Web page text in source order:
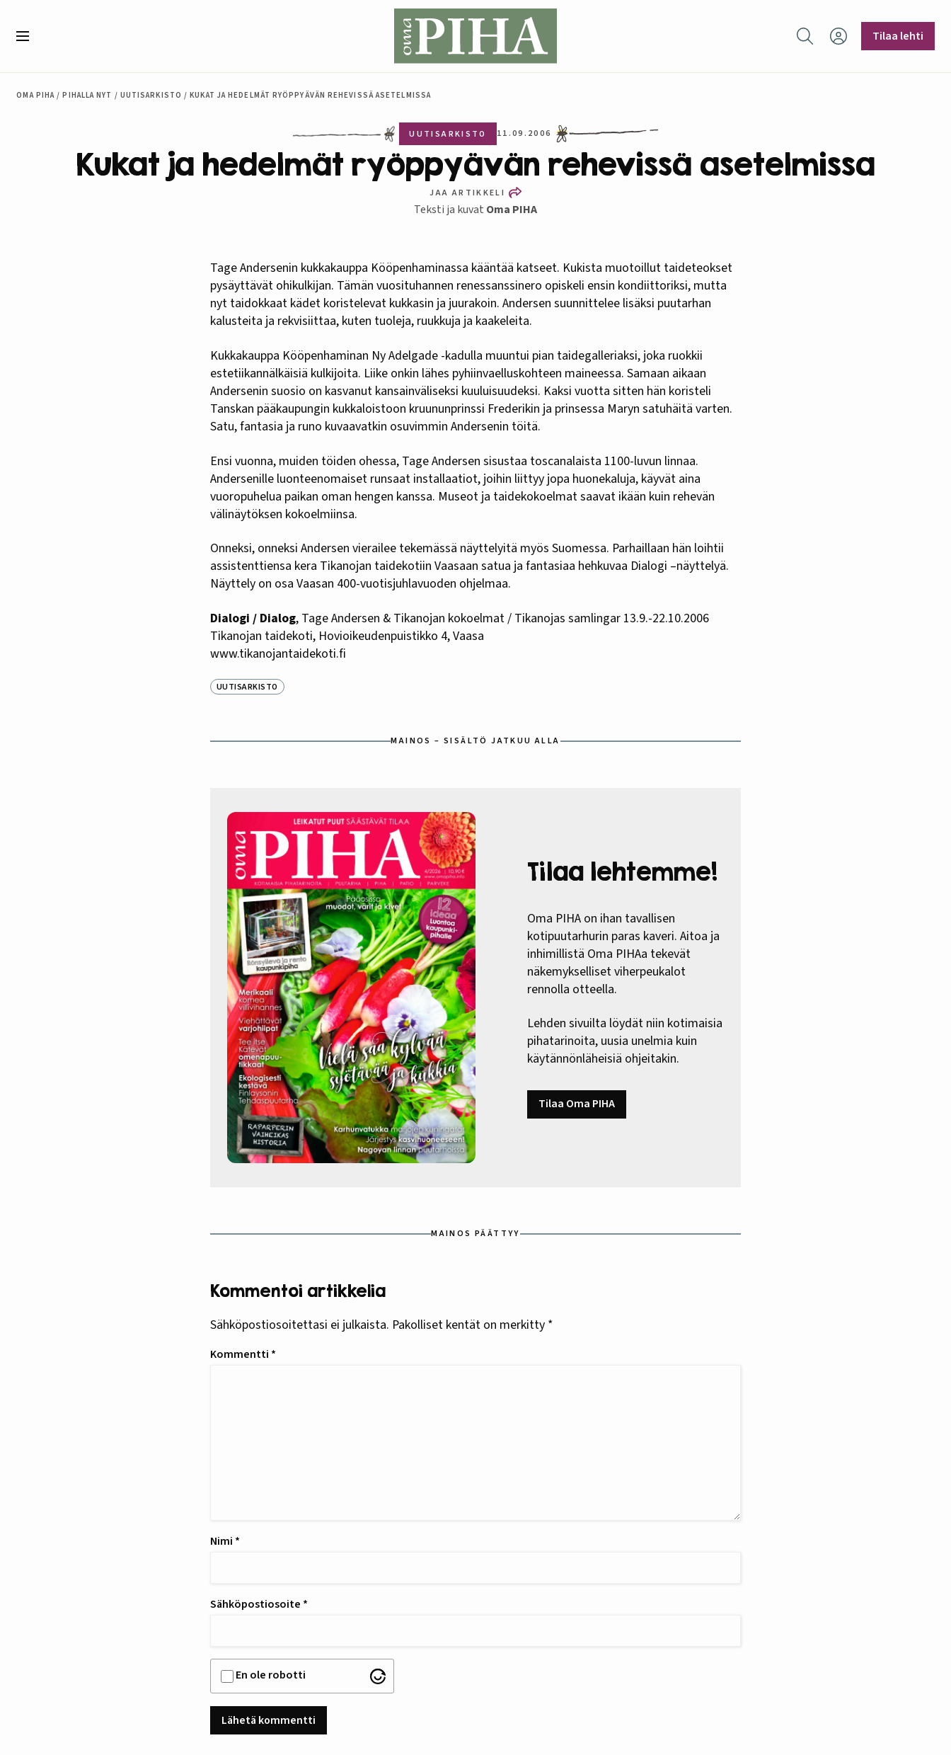
Hae sivustolta
Tilaa lehti
OMA PIHA / PIHALLA NYT / UUTISARKISTO / KUKAT JA HEDELMÄT RYÖPPYÄVÄN REHEVISSÄ ASETELMISSA
UUTISARKISTO 11.09.2006
Kukat ja hedelmät ryöppyävän rehevissä asetelmissa
JAA ARTIKKELI
Teksti ja kuvat Oma PIHA
Tage Andersenin kukkakauppa Kööpenhaminassa kääntää katseet. Kukista muotoillut taideteokset
pysäyttävät ohikulkijan. Tämän vuosituhannen renessanssinero opiskeli ensin kondiittoriksi, mutta
nyt taidokkaat kädet koristelevat kukkasin ja juurakoin. Andersen suunnittelee lisäksi puutarhan
kalusteita ja rekvisiittaa, kuten tuoleja, ruukkuja ja kaakeleita.
Kukkakauppa Kööpenhaminan Ny Adelgade -kadulla muuntui pian taidegalleriaksi, joka ruokkii
estetiikannälkäisiä kulkijoita. Liike onkin lähes pyhiinvaelluskohteen maineessa. Samaan aikaan
Andersenin suosio on kasvanut kansainväliseksi kuuluisuudeksi. Kaksi vuotta sitten hän koristeli
Tanskan pääkaupungin kukkaloistoon kruununprinssi Frederikin ja prinsessa Maryn satuhäitä varten.
Satu, fantasia ja runo kuvaavatkin osuvimmin Andersenin töitä.
Ensi vuonna, muiden töiden ohessa, Tage Andersen sisustaa toscanalaista 1100-luvun linnaa.
Andersenille luonteenomaiset runsaat installaatiot, joihin liittyy jopa huonekaluja, käyvät aina
vuoropuhelua paikan oman hengen kanssa. Museot ja taidekokoelmat saavat ikään kuin rehevän
välinäytöksen kokoelmiinsa.
Onneksi, onneksi Andersen vierailee tekemässä näyttelyitä myös Suomessa. Parhaillaan hän loihtii
assistenttiensa kera Tikanojan taidekotiin Vaasaan satua ja fantasiaa hehkuvaa Dialogi –näyttelyä.
Näyttely on osa Vaasan 400-vuotisjuhlavuoden ohjelmaa.
Dialogi / Dialog, Tage Andersen & Tikanojan kokoelmat / Tikanojas samlingar 13.9.-22.10.2006
Tikanojan taidekoti, Hovioikeudenpuistikko 4, Vaasa
www.tikanojantaidekoti.fi
UUTISARKISTO
MAINOS – SISÄLTÖ JATKUU ALLA
Tilaa lehtemme!
Oma PIHA on ihan tavallisen
kotipuutarhurin paras kaveri. Aitoa ja
inhimillistä Oma PIHAa tekevät
näkemykselliset viherpeukalot
rennolla otteella.
Lehden sivuilta löydät niin kotimaisia
pihatarinoita, uusia unelmia kuin
käytännönläheisiä ohjeitakin.
Tilaa Oma PIHA
MAINOS PÄÄTTYY
Kommentoi artikkelia
Sähköpostiosoitettasi ei julkaista. Pakolliset kentät on merkitty *
Kommentti *
Nimi *
Sähköpostiosoite *
En ole robotti